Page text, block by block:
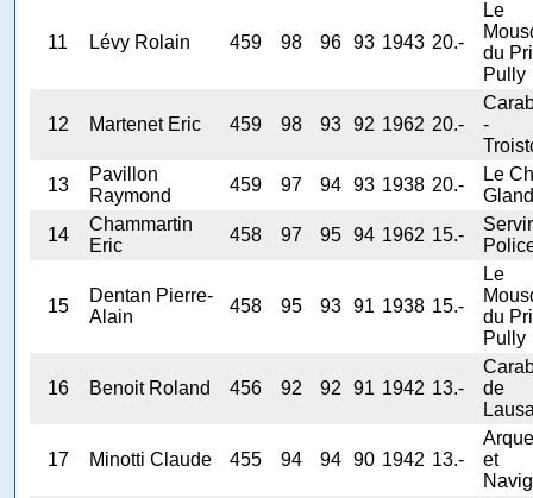
11 Lévy Rolain 459 98 96 93 1943 20.-
Le
du
Pully
12 Martenet Eric 459 98 93 92 1962 20.-
-
13
Pavillon
Raymond
459 97 94 93 1938 20.-
Le
Gland
14
Chammartin
Eric
458 97 95 94 1962 15.-
Servir
15
Dentan Pierre-
Alain
458 95 93 91 1938 15.-
Le
du
Pully
16 Benoit Roland 456 92 92 91 1942 13.-
de
17 Minotti Claude 455 94 94 90 1942 13.-
et